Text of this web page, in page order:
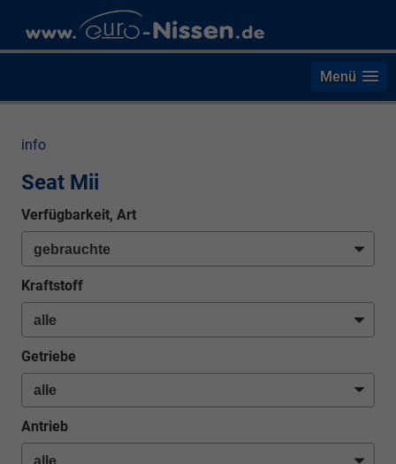
Menü
info
Seat Mii
Verfügbarkeit, Art
Kraftstoff
Getriebe
Antrieb